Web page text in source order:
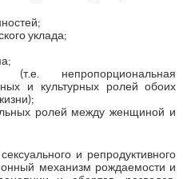
уклада;
(т.е. непропорциональная
и культурных ролей обоих
ролей между женщиной и
и репродуктивного
механизм рождаемости и